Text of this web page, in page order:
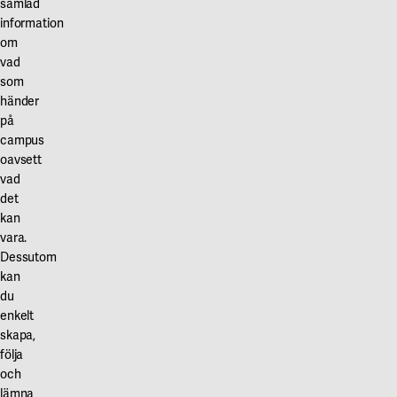
Karlstad
Gävle
Skövde
Borås
Högskolan i Borås
Våra projekt
Innovation och forskningssamverkan
samlad
information
om
vad
som
händer
på
campus
oavsett
vad
det
kan
vara.
Dessutom
kan
du
enkelt
skapa,
följa
och
lämna